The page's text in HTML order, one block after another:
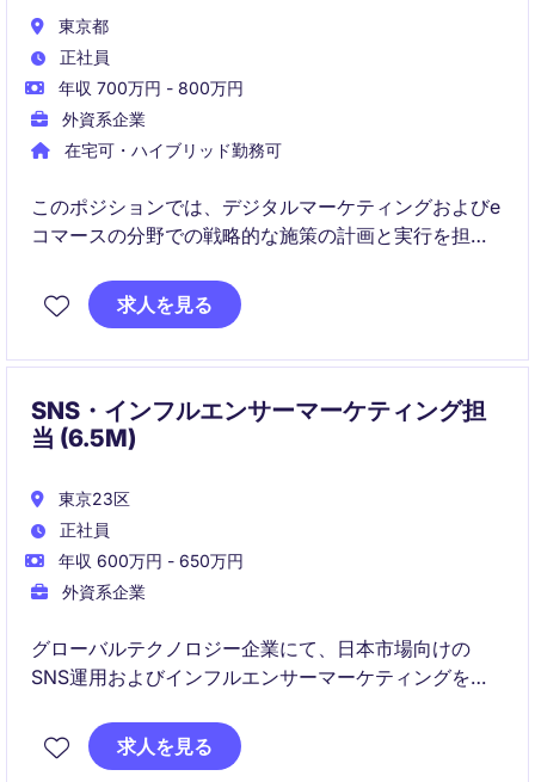
東京都
正社員
年収 700万円 - 800万円
外資系企業
在宅可・ハイブリッド勤務可
このポジションでは、デジタルマーケティングおよびe
コマースの分野での戦略的な施策の計画と実行を担当
支える役割を担い、ビジネスの成功に貢献していただ
きます。
求人を見る
SNS・インフルエンサーマーケティング担
当 (6.5M)
東京23区
正社員
年収 600万円 - 650万円
外資系企業
グローバルテクノロジー企業にて、日本市場向けの
SNS運用およびインフルエンサーマーケティングを担
策、PR連携、インフルエンサー施策を推進するポジシ
ョンです。
求人を見る